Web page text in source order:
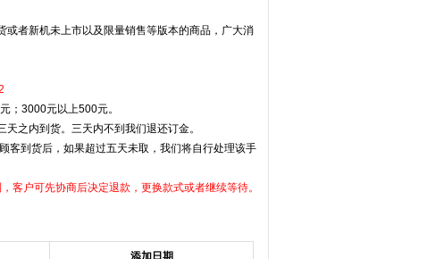
者新机未上市以及限量销售等版本的商品，广大消
3000元以上500元。
之内到货。三天内不到我们退还订金。
到货后，如果超过五天未取，我们将自行处理该手
客户可先协商后决定退款，更换款式或者继续等待。
添加日期